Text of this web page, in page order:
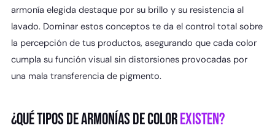
armonía elegida destaque por su brillo y su resistencia al
lavado. Dominar estos conceptos te da el control total sobre
la percepción de tus productos, asegurando que cada color
cumpla su función visual sin distorsiones provocadas por
una mala transferencia de pigmento.
¿QUÉ TIPOS DE ARMONÍAS DE COLOREXISTEN?